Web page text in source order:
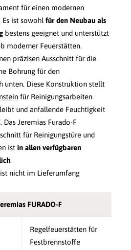
für einen modernen
Es ist sowohl für den Neubau als
bestens geeignet und unterstützt
moderner Feuerstätten.
präzisen Ausschnitt für die
Bohrung für den
unten. Diese Konstruktion stellt
für Reinigungsarbeiten
und anfallende Feuchtigkeit
Jeremias Furado-F
für Reinigungstüre und
ist in allen verfügbaren
.
ist nicht im Lieferumfang
FURADO-F
Regelfeuerstätten für
Festbrennstoffe